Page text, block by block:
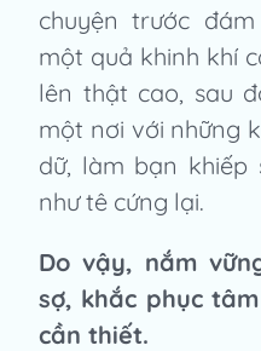
chuyện trước
một quả khinh khí
lên thật cao, sau
một nơi với những
dữ, làm bạn khiếp
như tê cứng lại.
Do vậy, nắm
sợ, khắc phục
cần thiết.